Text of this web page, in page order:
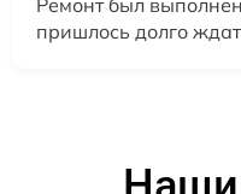
пришлось долго